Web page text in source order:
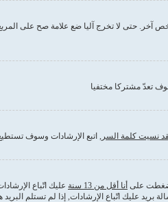
حتى لا تخرج آليا ضع علامة صح على
تعدّ مشتركا مختفيا
نسيت كلمة السر , اتبع الإرشادات وسوف
أنا أقل من 13 سنة
عليك اتّباع
بريد عليك اتّباع الإرشادات, إذا لم تستلم